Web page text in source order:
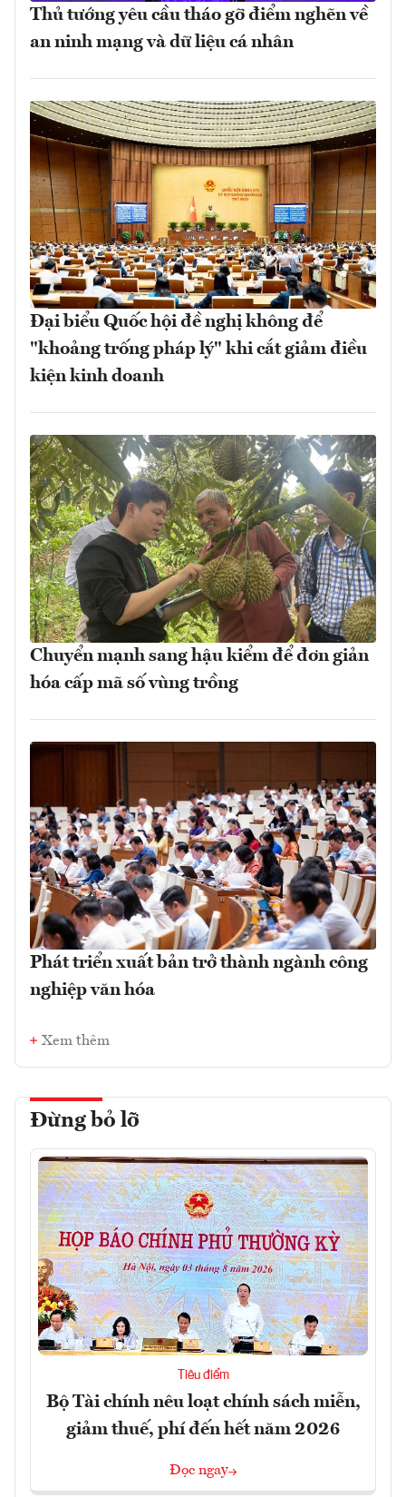
Thủ tướng yêu cầu tháo gỡ điểm nghẽn về
an ninh mạng và dữ liệu cá nhân
Đại biểu Quốc hội đề nghị không để
"khoảng trống pháp lý" khi cắt giảm điều
kiện kinh doanh
Chuyển mạnh sang hậu kiểm để đơn giản
hóa cấp mã số vùng trồng
Phát triển xuất bản trở thành ngành công
nghiệp văn hóa
Xem thêm
Đừng bỏ lỡ
Tiêu điểm
Bộ Tài chính nêu loạt chính sách miễn,
giảm thuế, phí đến hết năm 2026
Đọc ngay